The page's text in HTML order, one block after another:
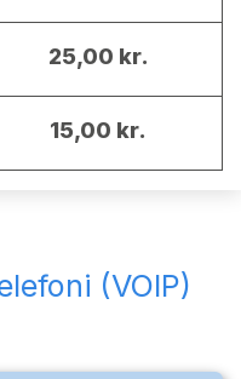
25,00 kr.
15,00 kr.
(VOIP)